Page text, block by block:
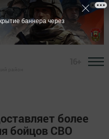
более
бойцов СВО
баннера через